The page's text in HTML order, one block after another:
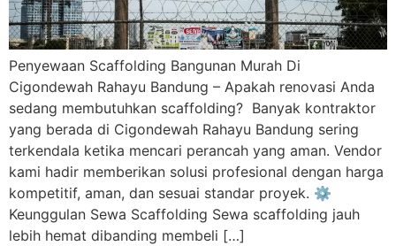
Penyewaan Scaffolding Bangunan Murah Di
Cigondewah Rahayu Bandung – Apakah renovasi Anda
sedang membutuhkan scaffolding? Banyak kontraktor
yang berada di Cigondewah Rahayu Bandung sering
terkendala ketika mencari perancah yang aman. Vendor
kami hadir memberikan solusi profesional dengan harga
kompetitif, aman, dan sesuai standar proyek. ⚙️
Keunggulan Sewa Scaffolding Sewa scaffolding jauh
lebih hemat dibanding membeli […]